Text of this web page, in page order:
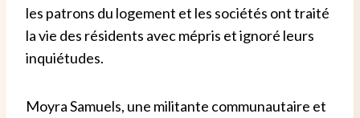
les patrons du logement et les sociétés ont traité
la vie des résidents avec mépris et ignoré leurs
inquiétudes.
Moyra Samuels, une militante communautaire et